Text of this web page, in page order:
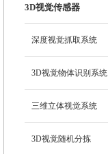
3D视觉传感器
深度视觉抓取系统
3D视觉物体识别系统
三维立体视觉系统
3D视觉随机分拣